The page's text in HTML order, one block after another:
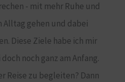
- mit mehr Ruhe und
gehen und dabei
Diese Ziele habe ich mir
noch ganz am Anfang.
Reise zu begleiten? Dann